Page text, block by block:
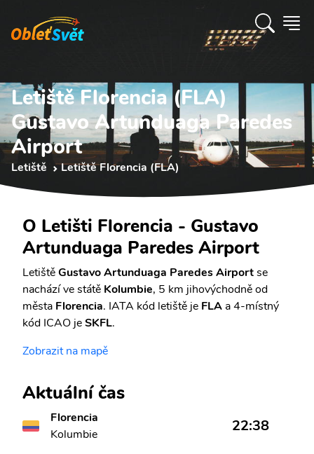
Letiště Florencia (FLA)
Gustavo Artunduaga Paredes
Airport
Letiště Letiště Florencia (FLA)
O Letišti Florencia - Gustavo
Artunduaga Paredes Airport
LetištěGustavo Artunduaga Paredes Airportse
nachází ve státě Kolumbie, 5 km jihovýchodně od
města Florencia. IATA kód letiště je FLA a 4-místný
kód ICAO jeSKFL.
Zobrazit na mapě
Aktuální čas
Florencia
Kolumbie
22:38